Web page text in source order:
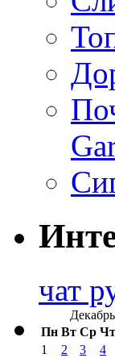
чат
Пн Вт Ср Чт
1 2 3 4